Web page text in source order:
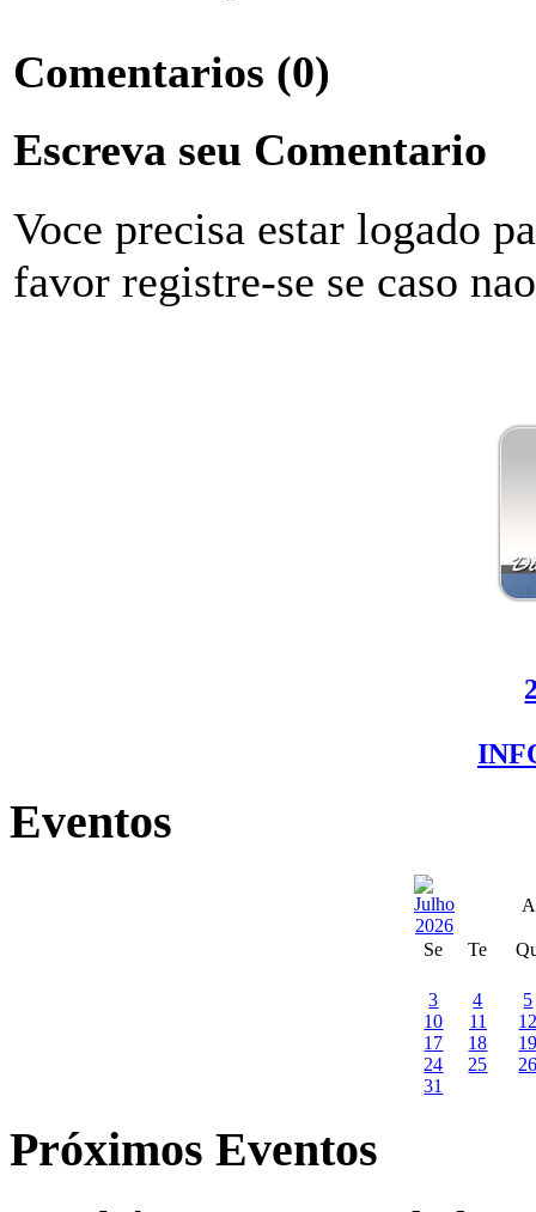
Comentarios (0)
Escreva seu Comentario
Voce precisa estar logado
favor registre-se se caso
Eventos
Se Te
3 4
5
10
11
17
18
24
25
31
Próximos Eventos